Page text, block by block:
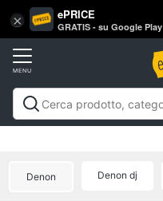
× ePRICE
GRATIS - su Google Play
Accedi
Registrati
Offerte
Vai
al
Denon Denon dj